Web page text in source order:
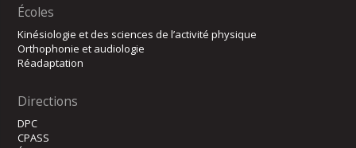
Écoles
Kinésiologie et des sciences de l’activité physique
Orthophonie et audiologie
Réadaptation
Directions
DPC
CPASS